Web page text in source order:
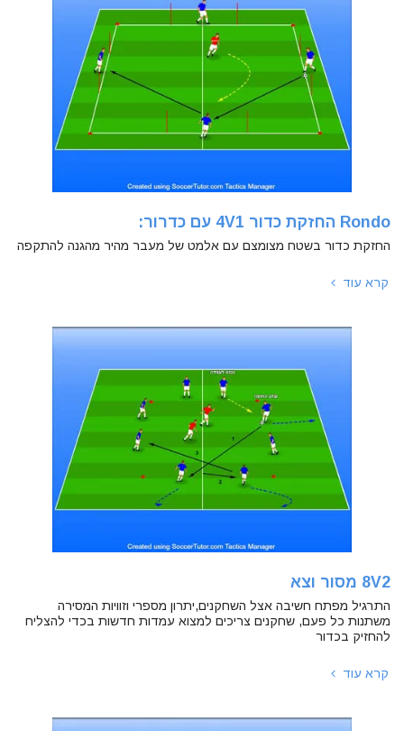
Rondo החזקת כדור 4V1 עם כדרור:
החזקת כדור בשטח מצומצם עם אלמט של מעבר מהיר מהגנה להתקפה
קרא עוד
8V2 מסור וצא
התרגיל מפתח חשיבה אצל השחקנים,יתרון מספרי וזוויות המסירה
משתנות כל פעם, שחקנים צריכים למצוא עמדות חדשות בכדי להצליח
להחזיק בכדור
קרא עוד